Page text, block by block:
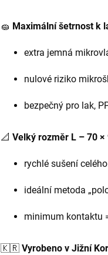
🧽 Maximální šetrnost k
extra jemná
nulové riziko
bezpečný pro lak,
📐 Velký rozměr L – 70 ×
rychlé sušení
ideální metoda
minimum kontaktu
🇰🇷 Vyrobeno v Jižní